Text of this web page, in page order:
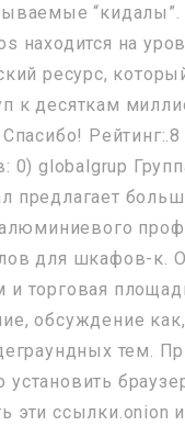
“кидалы”.
находится на
ресурс,
к десяткам
Спасибо!
0) globalgrup
предлагает
для шкафов-к.
торговая
обсуждение
тем.
эти ссылки.onion